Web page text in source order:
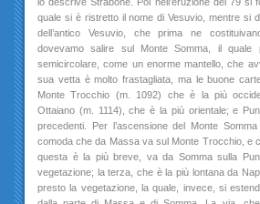
quale si è ristretto il nome di Vesuvio, mentre si
dell’antico Vesuvio, che prima ne
dovevamo salire sul Monte Somma, il quale
semicircolare, come un enorme mantello, che
sua vetta è molto frastagliata, ma le buone
Monte Trocchio (m. 1092) che è la più
Ottaiano (m. 1114), che è la più orientale; e
precedenti. Per l’ascensione del Monte
comoda che da Massa va sul Monte Trocchio, e
questa è la più breve, va da Somma sulla
vegetazione; la terza, che è la più lontana da
presto la vegetazione, la quale, invece, si